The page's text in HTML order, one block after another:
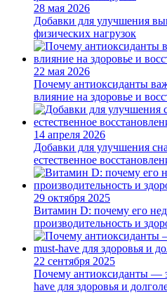
28 мая 2026
Добавки для улучшения
физических нагрузок
22 мая 2026
Почему антиоксиданты
влияние на здоровье и
14 апреля 2026
Добавки для улучшения
естественное
29 октября 2025
Витамин D: почему его
производительность и
22 сентября 2025
Почему антиоксиданты —
have для здоровья и